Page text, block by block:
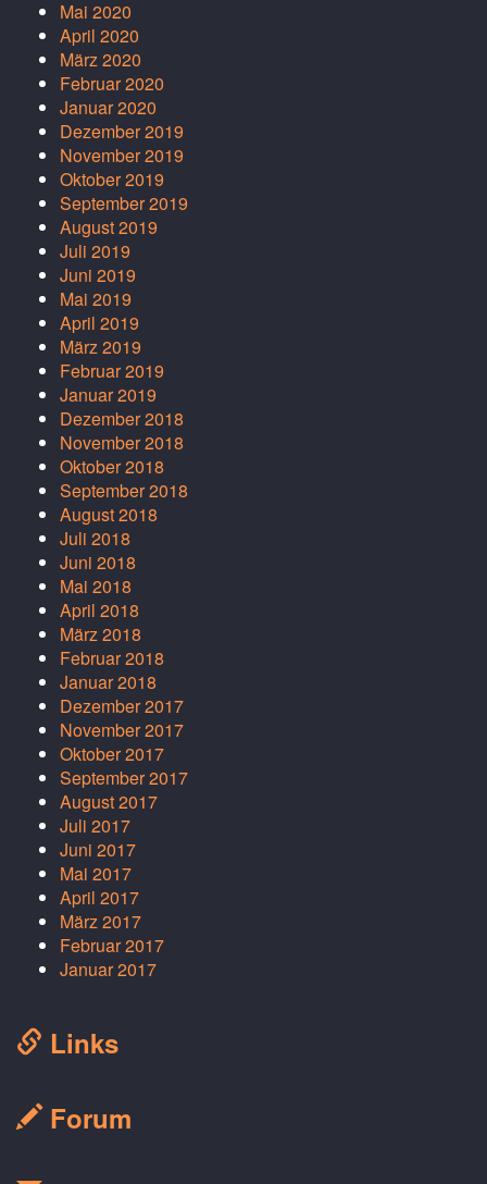
Mai 2020
April 2020
März 2020
Februar 2020
Januar 2020
Dezember 2019
November 2019
Oktober 2019
September 2019
August 2019
Juli 2019
Juni 2019
Mai 2019
April 2019
März 2019
Februar 2019
Januar 2019
Dezember 2018
November 2018
Oktober 2018
September 2018
August 2018
Juli 2018
Juni 2018
Mai 2018
April 2018
März 2018
Februar 2018
Januar 2018
Dezember 2017
November 2017
Oktober 2017
September 2017
August 2017
Juli 2017
Juni 2017
Mai 2017
April 2017
März 2017
Februar 2017
Januar 2017
Links
Forum